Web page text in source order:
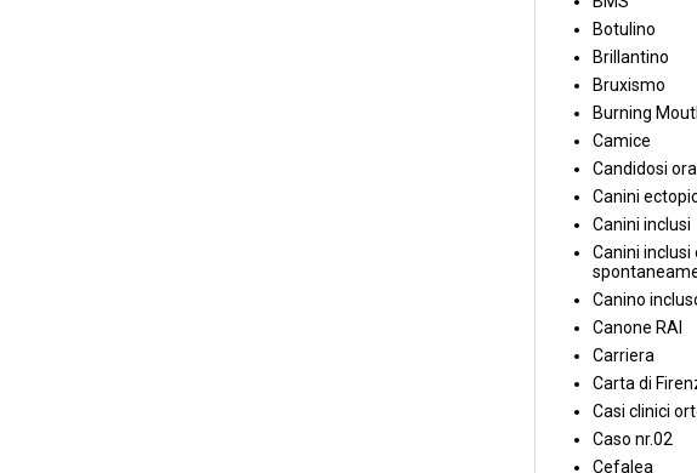
Botulino
Brillantino
Bruxismo
Burning
Camice
Candidosi
Canini
Canini inclusi
Canini inclusi
Canino
Canone RAI
Carriera
Carta di
Casi clinici
Caso nr.02
Cefalea